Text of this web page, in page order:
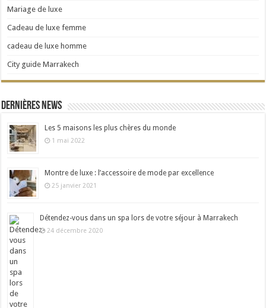
Mariage de luxe
Cadeau de luxe femme
cadeau de luxe homme
City guide Marrakech
Dernières news
Les 5 maisons les plus chères du monde
1 mai 2022
Montre de luxe : l’accessoire de mode par excellence
25 janvier 2021
Détendez-vous dans un spa lors de votre séjour à Marrakech
24 décembre 2020